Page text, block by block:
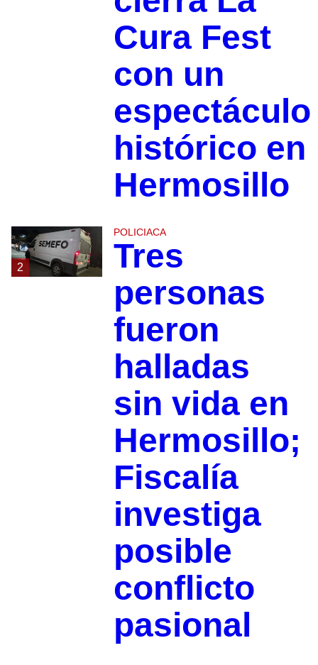
Cura Fest
con un
espectáculo
histórico en
Hermosillo
2
POLICIACA
Tres
personas
fueron
halladas
sin vida en
Hermosillo;
Fiscalía
investiga
posible
conflicto
pasional